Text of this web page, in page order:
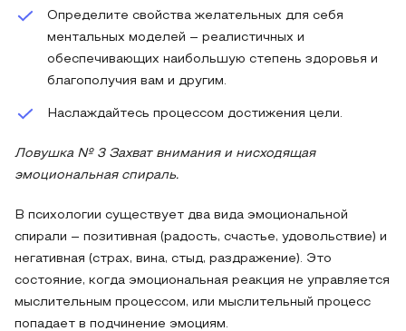
Определите свойства желательных для себя
ментальных моделей – реалистичных и
обеспечивающих наибольшую степень здоровья и
благополучия вам и другим.
Наслаждайтесь процессом достижения цели.
Ловушка № 3 Захват внимания и нисходящая
эмоциональная спираль.
В психологии существует два вида эмоциональной
спирали – позитивная (радость, счастье, удовольствие) и
негативная (страх, вина, стыд, раздражение). Это
состояние, когда эмоциональная реакция не управляется
мыслительным процессом, или мыслительный процесс
попадает в подчинение эмоциям.